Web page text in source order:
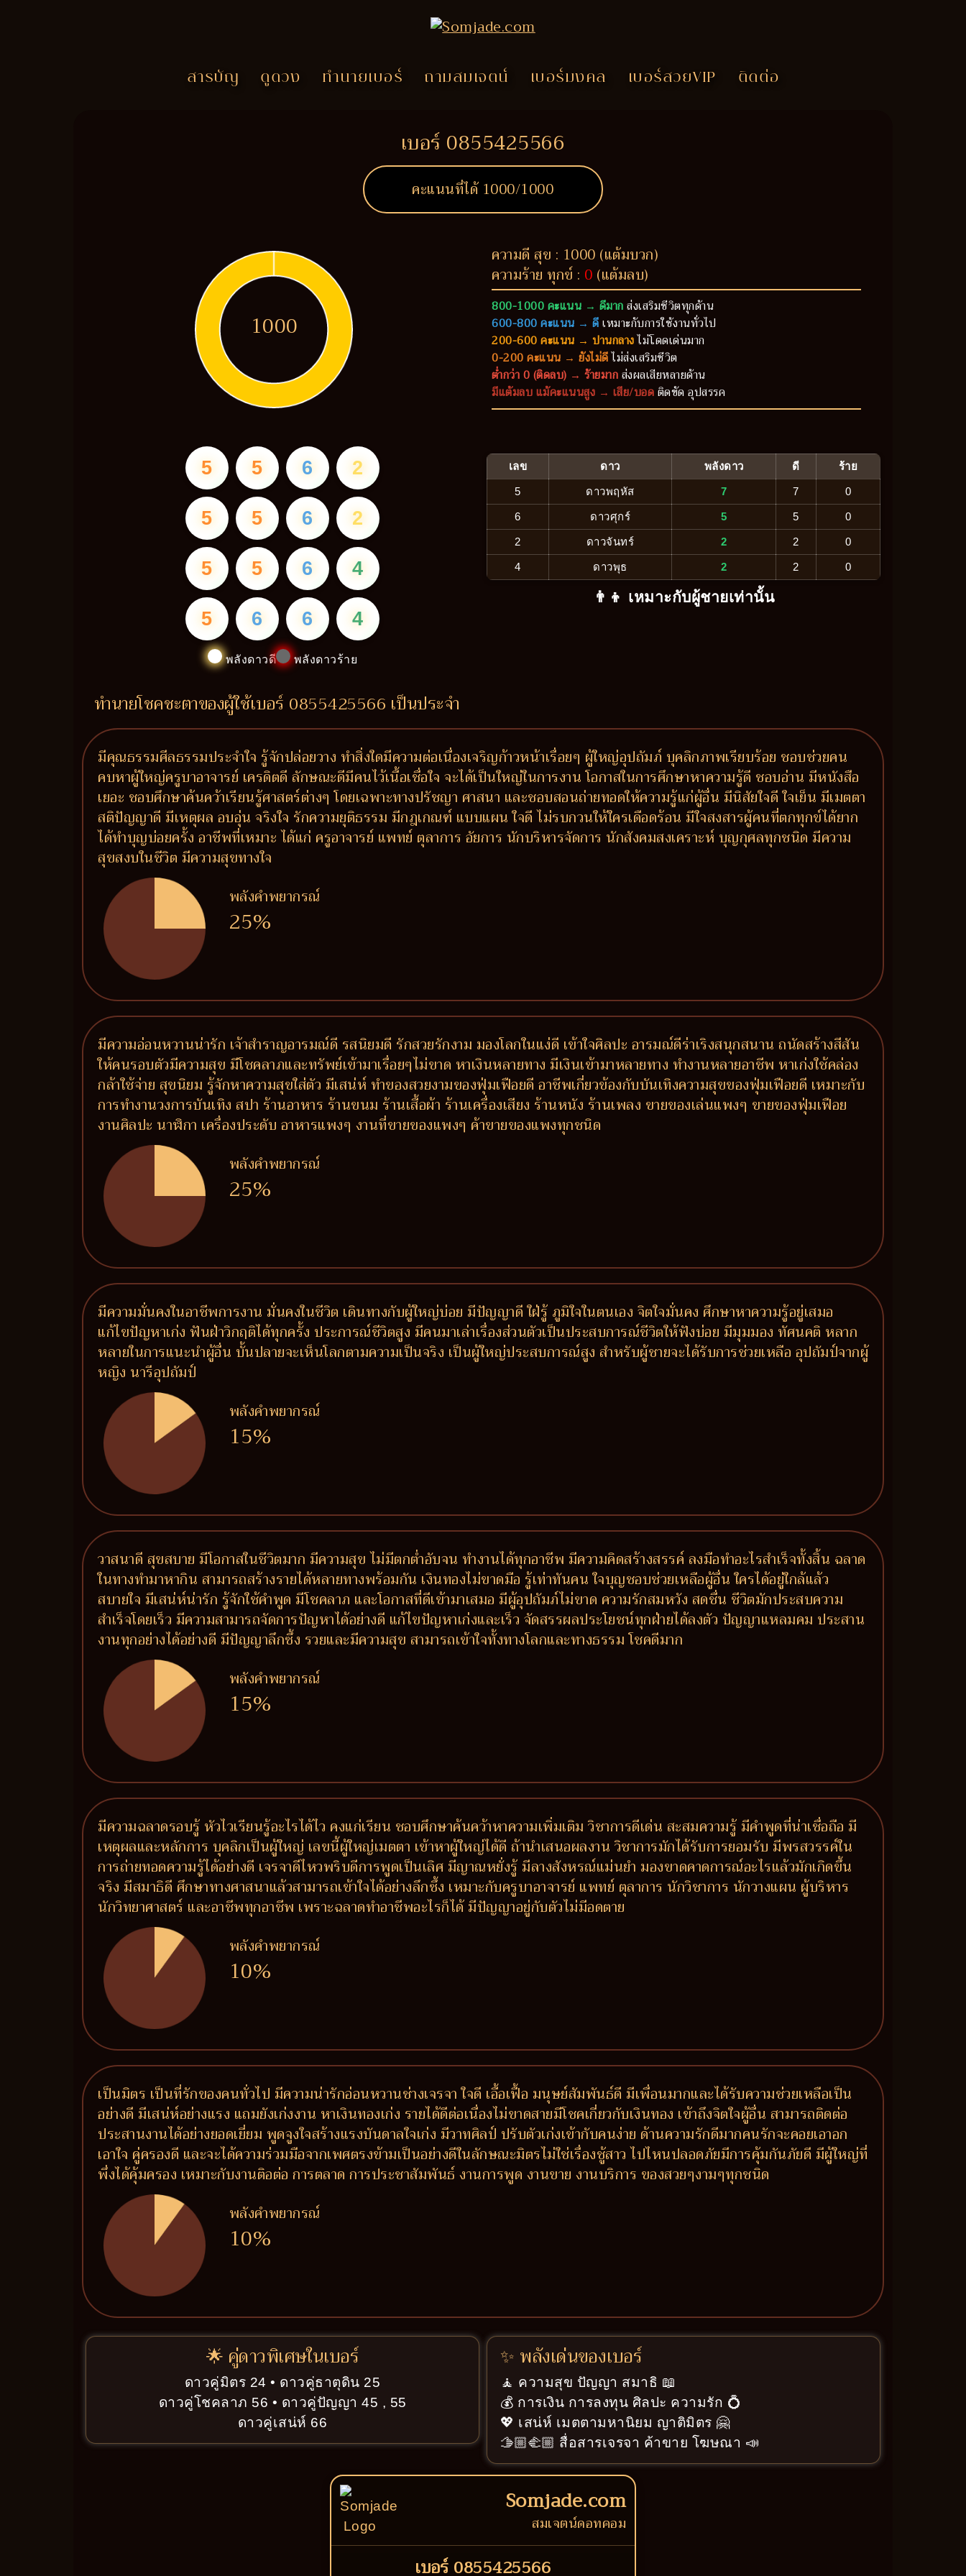
สารบัญ ดูดวง ทำนายเบอร์ ถามสมเจตน์ เบอร์มงคล เบอร์สวยVIP ติดต่อ
เบอร์ 0855425566
คะแนนที่ได้ 1000/1000
1000
ความดี สุข : 1000 (แต้มบวก)
ความร้าย ทุกข์ : 0 (แต้มลบ)
800-1000 คะแนน → ดีมากส่งเสริมชีวิตทุกด้าน
600-800 คะแนน → ดีเหมาะกับการใช้งานทั่วไป
200-600 คะแนน → ปานกลางไม่โดดเด่นมาก
0-200 คะแนน → ยังไม่ดีไม่ส่งเสริมชีวิต
ต่ำกว่า 0 (ติดลบ) → ร้ายมากส่งผลเสียหลายด้าน
มีแต้มลบ แม้คะแนนสูง → เสีย/บอดติดขัด อุปสรรค
5 5 6 2
5 5 6 2
5 5 6 4
5 6 6 4
พลังดาวดี พลังดาวร้าย
เลข ดาว พลังดาว ดี ร้าย
5 ดาวพฤหัส 7 7 0
6 ดาวศุกร์ 5 5 0
2 ดาวจันทร์ 2 2 0
4 ดาวพุธ 2 2 0
👨‍👦 เหมาะกับผู้ชายเท่านั้น
ทำนายโชคชะตาของผู้ใช้เบอร์ 0855425566 เป็นประจำ
มีคุณธรรมศีลธรรมประจำใจ รู้จักปล่อยวาง ทำสิ่งใดมีความต่อเนื่องเจริญก้าวหน้าเรื่อยๆ ผู้ใหญ่อุปถัมภ์ บุคลิกภาพเรียบร้อย ชอบช่วยคน
คบหาผู้ใหญ่ครูบาอาจารย์ เครดิตดี ลักษณะดีมีคนไว้เนื้อเชื่อใจ จะได้เป็นใหญ่ในการงาน โอกาสในการศึกษาหาความรู้ดี ชอบอ่าน มีหนังสือ
เยอะ ชอบศึกษาค้นคว้าเรียนรู้ศาสตร์ต่างๆ โดยเฉพาะทางปรัชญา ศาสนา และชอบสอนถ่ายทอดให้ความรู้แก่ผู้อื่น มีนิสัยใจดี ใจเย็น มีเมตตา
สติปัญญาดี มีเหตุผล อบอุ่น จริงใจ รักความยุติธรรม มีกฎเกณฑ์ แบบแผน ใจดี ไม่รบกวนให้ใครเดือดร้อน มีใจสงสารผู้คนที่ตกทุกข์ได้ยาก
ได้ทำบุญบ่อยครั้ง อาชีพที่เหมาะ ได้แก่ ครูอาจารย์ แพทย์ ตุลาการ อัยการ นักบริหารจัดการ นักสังคมสงเคราะห์ บุญกุศลทุกชนิด มีความ
สุขสงบในชีวิต มีความสุขทางใจ
พลังคำพยากรณ์
25%
มีความอ่อนหวานน่ารัก เจ้าสำราญอารมณ์ดี รสนิยมดี รักสวยรักงาม มองโลกในแง่ดี เข้าใจศิลปะ อารมณ์ดีร่าเริงสนุกสนาน ถนัดสร้างสีสัน
ให้คนรอบตัวมีความสุข มีโชคลาภและทรัพย์เข้ามาเรื่อยๆไม่ขาด หาเงินหลายทาง มีเงินเข้ามาหลายทาง ทำงานหลายอาชีพ หาเก่งใช้คล่อง
กล้าใช้จ่าย สุขนิยม รู้จักหาความสุขใส่ตัว มีเสน่ห์ ทำของสวยงามของฟุ่มเฟือยดี อาชีพเกี่ยวข้องกับบันเทิงความสุขของฟุ่มเฟือยดี เหมาะกับ
การทำงานวงการบันเทิง สปา ร้านอาหาร ร้านขนม ร้านเสื้อผ้า ร้านเครื่องเสียง ร้านหนัง ร้านเพลง ขายของเล่นแพงๆ ขายของฟุ่มเฟือย
งานศิลปะ นาฬิกา เครื่องประดับ อาหารแพงๆ งานที่ขายของแพงๆ ค้าขายของแพงทุกชนิด
พลังคำพยากรณ์
25%
มีความมั่นคงในอาชีพการงาน มั่นคงในชีวิต เดินทางกับผู้ใหญ่บ่อย มีปัญญาดี ใฝ่รู้ ภูมิใจในตนเอง จิตใจมั่นคง ศึกษาหาความรู้อยู่เสมอ
แก้ไขปัญหาเก่ง ฟันฝ่าวิกฤติได้ทุกครั้ง ประการณ์ชีวิตสูง มีคนมาเล่าเรื่องส่วนตัวเป็นประสบการณ์ชีวิตให้ฟังบ่อย มีมุมมอง ทัศนคติ หลาก
หลายในการแนะนำผู้อื่น บั้นปลายจะเห็นโลกตามความเป็นจริง เป็นผู้ใหญ่ประสบการณ์สูง สำหรับผู้ชายจะได้รับการช่วยเหลือ อุปถัมป์จากผู้
หญิง นารีอุปถัมป์
พลังคำพยากรณ์
15%
วาสนาดี สุขสบาย มีโอกาสในชีวิตมาก มีความสุข ไม่มีตกต่ำอับจน ทำงานได้ทุกอาชีพ มีความคิดสร้างสรรค์ ลงมือทำอะไรสำเร็จทั้งสิ้น ฉลาด
ในทางทำมาหากิน สามารถสร้างรายได้หลายทางพร้อมกัน เงินทองไม่ขาดมือ รู้เท่าทันคน ใจบุญชอบช่วยเหลือผู้อื่น ใครได้อยู่ใกล้แล้ว
สบายใจ มีเสน่ห์น่ารัก รู้จักใช้คำพูด มีโชคลาภ และโอกาสที่ดีเข้ามาเสมอ มีผู้อุปถัมภ์ไม่ขาด ความรักสมหวัง สดชื่น ชีวิตมักประสบความ
สำเร็จโดยเร็ว มีความสามารถจัดการปัญหาได้อย่างดี แก้ไขปัญหาเก่งและเร็ว จัดสรรผลประโยชน์ทุกฝ่ายได้ลงตัว ปัญญาแหลมคม ประสาน
งานทุกอย่างได้อย่างดี มีปัญญาลึกซึ้ง รวยและมีความสุข สามารถเข้าใจทั้งทางโลกและทางธรรม โชคดีมาก
พลังคำพยากรณ์
15%
มีความฉลาดรอบรู้ หัวไวเรียนรู้อะไรได้ไว คงแก่เรียน ชอบศึกษาค้นคว้าหาความเพิ่มเติม วิชาการดีเด่น สะสมความรู้ มีคำพูดที่น่าเชื่อถือ มี
เหตุผลและหลักการ บุคลิกเป็นผู้ใหญ่ เลขนี้ผู้ใหญ่เมตตา เข้าหาผู้ใหญ่ได้ดี ถ้านำเสนอผลงาน วิชาการมักได้รับการยอมรับ มีพรสวรรค์ใน
การถ่ายทอดความรู้ได้อย่างดี เจรจาดีไหวพริบดีการพูดเป็นเลิศ มีญาณหยั่งรู้ มีลางสังหรณ์แม่นยำ มองขาดคาดการณ์อะไรแล้วมักเกิดขึ้น
จริง มีสมาธิดี ศึกษาทางศาสนาแล้วสามารถเข้าใจได้อย่างลึกซึ้ง เหมาะกับครูบาอาจารย์ แพทย์ ตุลาการ นักวิชาการ นักวางแผน ผู้บริหาร
นักวิทยาศาสตร์ และอาชีพทุกอาชีพ เพราะฉลาดทำอาชีพอะไรก็ได้ มีปัญญาอยู่กับตัวไม่มีอดตาย
พลังคำพยากรณ์
10%
เป็นมิตร เป็นที่รักของคนทั่วไป มีความน่ารักอ่อนหวานช่างเจรจา ใจดี เอื้อเฟื้อ มนุษย์สัมพันธ์ดี มีเพื่อนมากและได้รับความช่วยเหลือเป็น
อย่างดี มีเสน่ห์อย่างแรง แถมยังเก่งงาน หาเงินทองเก่ง รายได้ดีต่อเนื่องไม่ขาดสายมีโชคเกี่ยวกับเงินทอง เข้าถึงจิตใจผู้อื่น สามารถติดต่อ
ประสานงานได้อย่างยอดเยี่ยม พูดจูงใจสร้างแรงบันดาลใจเก่ง มีวาทศิลป์ ปรับตัวเก่งเข้ากับคนง่าย ด้านความรักดีมากคนรักจะคอยเอาอก
เอาใจ คู่ครองดี และจะได้ความร่วมมือจากเพศตรงข้ามเป็นอย่างดีในลักษณะมิตรไม่ใช่เรื่องชู้สาว ไปไหนปลอดภัยมีการคุ้มกันภัยดี มีผู้ใหญ่ที่
พึ่งได้คุ้มครอง เหมาะกับงานติอต่อ การตลาด การประชาสัมพันธ์ งานการพูด งานขาย งานบริการ ของสวยๆงามๆทุกชนิด
พลังคำพยากรณ์
10%
🌟 คู่ดาวพิเศษในเบอร์
ดาวคู่มิตร 24 • ดาวคู่ธาตุดิน 25
ดาวคู่โชคลาภ 56 • ดาวคู่ปัญญา 45 , 55
ดาวคู่เสน่ห์ 66
✨ พลังเด่นของเบอร์
🧘 ความสุข ปัญญา สมาธิ 📖
💰 การเงิน การลงทุน ศิลปะ ความรัก 💍
💖 เสน่ห์ เมตตามหานิยม ญาติมิตร 🤗
🫱🏼‍🫲🏼 สื่อสารเจรจา ค้าขาย โฆษณา 📣
Somjade.com
สมเจตน์ดอทคอม
เบอร์ 0855425566